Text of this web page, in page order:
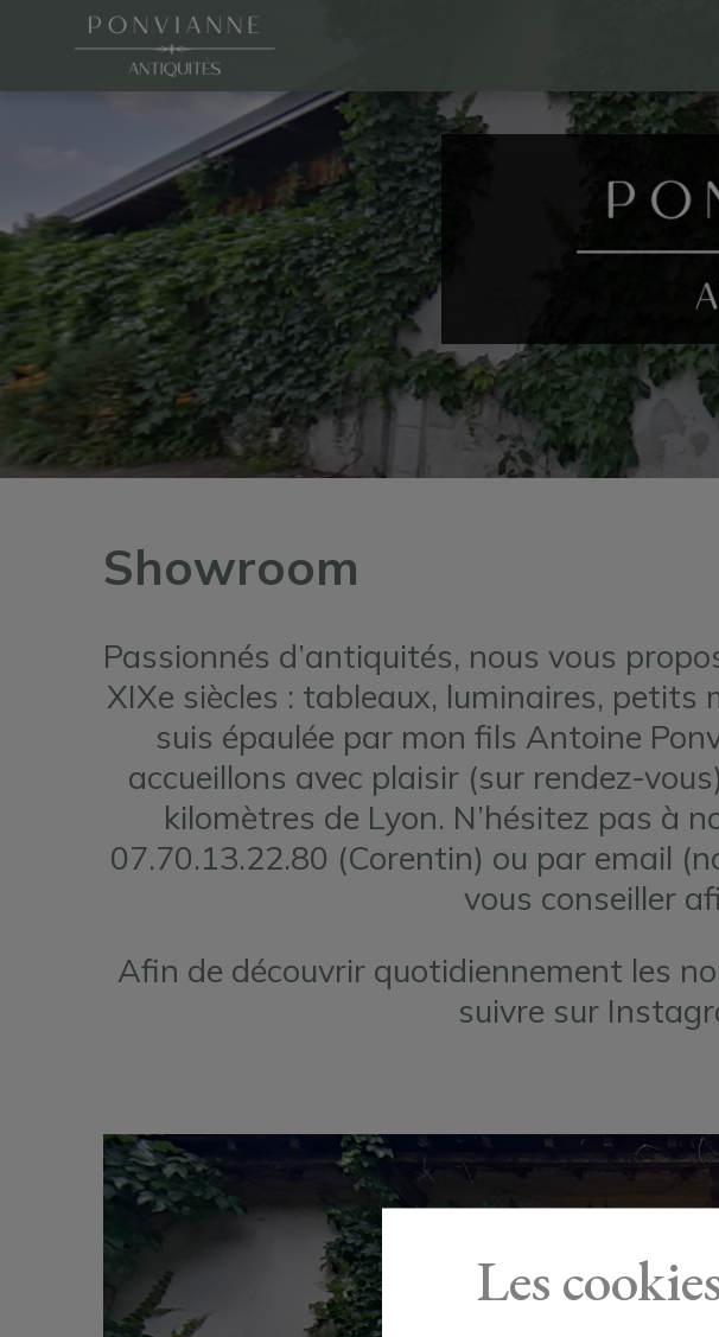
Showroom
Passionnés d’antiquités, nous vous
XIXe siècles : tableaux, luminaires,
suis épaulée par mon fils Antoine
accueillons avec plaisir (sur rendez-
kilomètres de Lyon. N’hésitez pas à
07.70.13.22.80 (Corentin) ou par email
vous conseiller
Afin de découvrir quotidiennement les
suivre sur
Les